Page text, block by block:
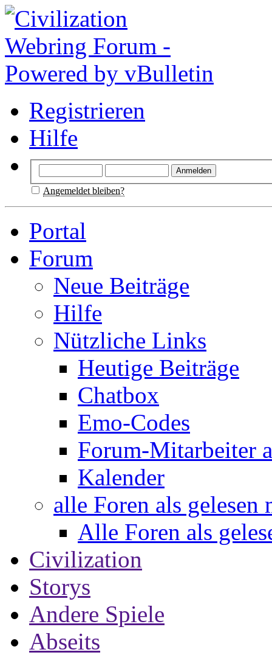
Registrieren
Hilfe
Angemeldet bleiben?
Portal
Forum
Neue Beiträge
Hilfe
Nützliche Links
Heutige Beiträge
Chatbox
Emo-Codes
Forum-Mitarbeiter
Kalender
alle Foren als gelesen
Alle Foren als
Civilization
Storys
Andere Spiele
Abseits